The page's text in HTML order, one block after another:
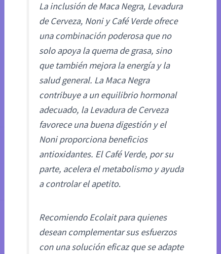
La inclusión de Maca Negra, Levadura
de Cerveza, Noni y Café Verde ofrece
una combinación poderosa que no
solo apoya la quema de grasa, sino
que también mejora la energía y la
salud general. La Maca Negra
contribuye a un equilibrio hormonal
adecuado, la Levadura de Cerveza
favorece una buena digestión y el
Noni proporciona beneficios
antioxidantes. El Café Verde, por su
parte, acelera el metabolismo y ayuda
a controlar el apetito.
Recomiendo Ecolait para quienes
desean complementar sus esfuerzos
con una solución eficaz que se adapte